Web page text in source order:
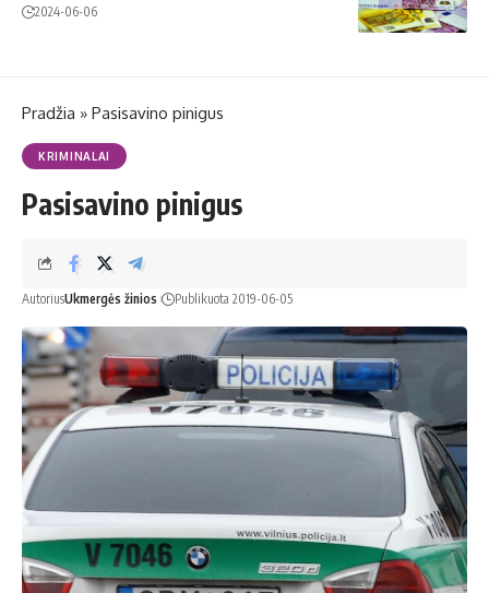
2024-06-06
Pradžia » Pasisavino pinigus
KRIMINALAI
Pasisavino pinigus
AutoriusUkmergės žinios Publikuota 2019-06-05